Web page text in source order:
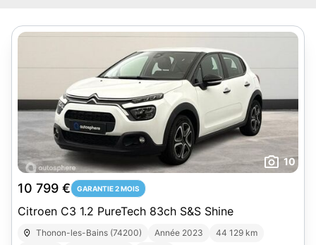
10
10 799 € GARANTIE 2 MOIS
Citroen C3 1.2 PureTech 83ch S&S Shine
Thonon-les-Bains (74200) Année 2023
44 129 km